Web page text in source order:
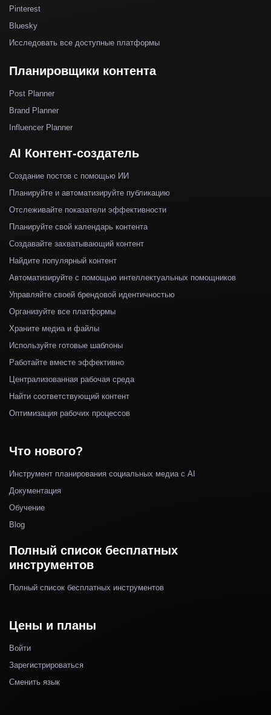
Pinterest
Bluesky
Исследовать все доступные платформы
Планировщики контента
Post Planner
Brand Planner
Influencer Planner
AI Контент-создатель
Создание постов с помощью ИИ
Планируйте и автоматизируйте публикацию
Отслеживайте показатели эффективности
Планируйте свой календарь контента
Создавайте захватывающий контент
Найдите популярный контент
Автоматизируйте с помощью интеллектуальных помощников
Управляйте своей брендовой идентичностью
Организуйте все платформы
Храните медиа и файлы
Используйте готовые шаблоны
Работайте вместе эффективно
Централизованная рабочая среда
Найти соответствующий контент
Оптимизация рабочих процессов
Что нового?
Инструмент планирования социальных медиа с AI
Документация
Обучение
Blog
Полный список бесплатных
инструментов
Полный список бесплатных инструментов
Цены и планы
Войти
Зарегистрироваться
Сменить язык